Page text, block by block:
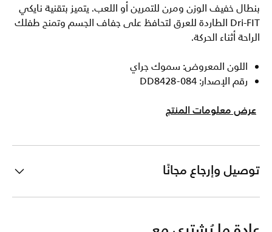
بنطال خفيف الوزن ومرن للتمرين أو اللعب. يتميز بتقنية نايكي
Dri-FIT الطاردة للعرق لتحافظ على جفاف الجسم وتمنح طفلك
الراحة أثناء الحركة.
اللون المعروض: سموك جراي
رقم الإصدار: DD8428-084
عرض معلومات المنتج
توصيل وإرجاع مجانًا